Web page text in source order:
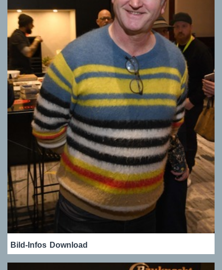
Bild-Infos Download